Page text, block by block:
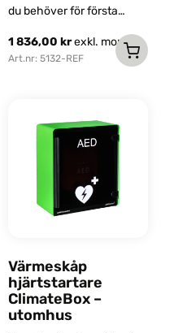
du behöver för första
hjärtstartarinsatser.
1 836,00 krexkl. moms
Art.nr: 5132-REF
Värmeskåp
hjärtstartare
ClimateBox –
utomhus